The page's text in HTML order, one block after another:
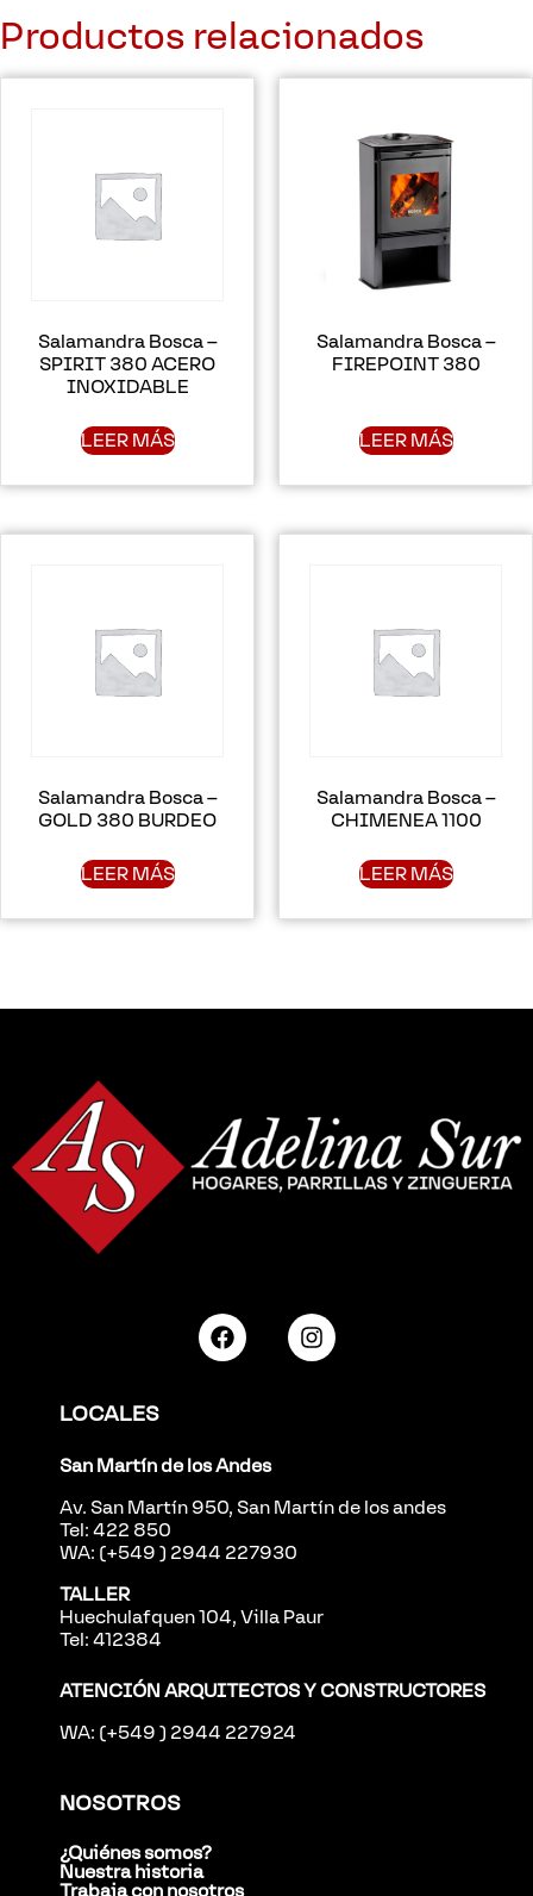
Productos relacionados
Salamandra Bosca –
SPIRIT 380 ACERO
INOXIDABLE
LEER MÁS
Salamandra Bosca –
FIREPOINT 380
LEER MÁS
Salamandra Bosca –
GOLD 380 BURDEO
LEER MÁS
Salamandra Bosca –
CHIMENEA 1100
LEER MÁS
LOCALES
San Martín de los Andes
Av. San Martín 950, San Martín de los andes
Tel: 422 850
WA: (+549 ) 2944 227930
TALLER
Huechulafquen 104, Villa Paur
Tel: 412384
ATENCIÓN ARQUITECTOS Y CONSTRUCTORES
WA: (+549 ) 2944 227924
NOSOTROS
¿Quiénes somos?
Nuestra historia
Trabaja con nosotros